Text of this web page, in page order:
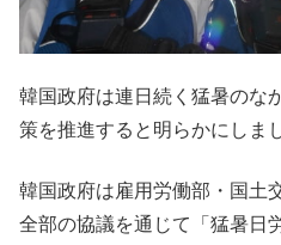
韓国政府は連日続く猛暑のな
策を推進すると明らかにしま
韓国政府は雇用労働部・国土
全部の協議を通じて「猛暑日